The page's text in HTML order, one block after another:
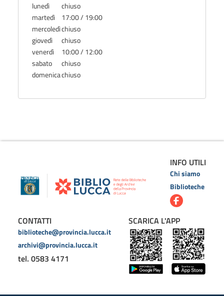
lunedì
chiuso
martedì
17:00 / 19:00
mercoledìchiuso
giovedì
chiuso
venerdì
10:00 / 12:00
sabato
chiuso
domenicachiuso
INFO UTILI
Chi siamo
Biblioteche
CONTATTI
biblioteche@provincia.lucca.it
archivi@provincia.lucca.it
tel. 0583 4171
SCARICA L'APP